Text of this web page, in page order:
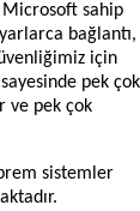
sahip
bağlantı,
için
pek çok
ve pek çok
sistemler